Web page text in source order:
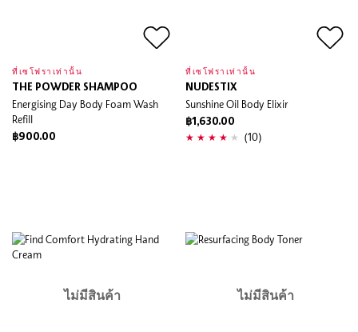
ที่เซโฟราเท่านั้น
THE POWDER SHAMPOO
Energising Day Body Foam Wash
Refill
฿900.00
ที่เซโฟราเท่านั้น
NUDESTIX
Sunshine Oil Body Elixir
฿1,630.00
(10)
ไม่มีสินค้า ไม่มีสินค้า